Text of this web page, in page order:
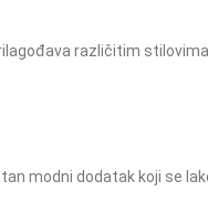
različitim
modni dodatak koji se